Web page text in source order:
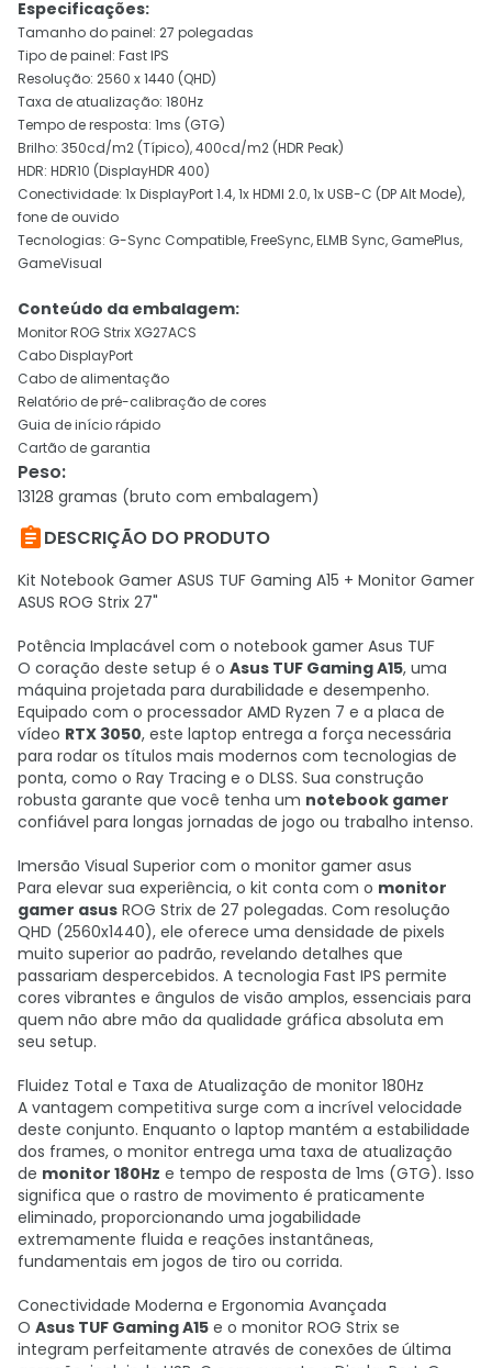
Especificações:
Tamanho do painel: 27 polegadas
Tipo de painel: Fast IPS
Resolução: 2560 x 1440 (QHD)
Taxa de atualização: 180Hz
Tempo de resposta: 1ms (GTG)
Brilho: 350cd/m2 (Típico), 400cd/m2 (HDR Peak)
HDR: HDR10 (DisplayHDR 400)
Conectividade: 1x DisplayPort 1.4, 1x HDMI 2.0, 1x USB-C (DP Alt Mode),
fone de ouvido
Tecnologias: G-Sync Compatible, FreeSync, ELMB Sync, GamePlus,
GameVisual
Conteúdo da embalagem:
Monitor ROG Strix XG27ACS
Cabo DisplayPort
Cabo de alimentação
Relatório de pré-calibração de cores
Guia de início rápido
Cartão de garantia
Peso:
13128 gramas (bruto com embalagem)
DESCRIÇÃO DO PRODUTO
Kit Notebook Gamer ASUS TUF Gaming A15 + Monitor Gamer
ASUS ROG Strix 27"
Potência Implacável com o notebook gamer Asus TUF
O coração deste setup é o Asus TUF Gaming A15, uma
máquina projetada para durabilidade e desempenho.
Equipado com o processador AMD Ryzen 7 e a placa de
vídeo RTX 3050, este laptop entrega a força necessária
para rodar os títulos mais modernos com tecnologias de
ponta, como o Ray Tracing e o DLSS. Sua construção
robusta garante que você tenha um notebook gamer
confiável para longas jornadas de jogo ou trabalho intenso.
Imersão Visual Superior com o monitor gamer asus
Para elevar sua experiência, o kit conta com o monitor
gamer asus ROG Strix de 27 polegadas. Com resolução
QHD (2560x1440), ele oferece uma densidade de pixels
muito superior ao padrão, revelando detalhes que
passariam despercebidos. A tecnologia Fast IPS permite
cores vibrantes e ângulos de visão amplos, essenciais para
quem não abre mão da qualidade gráfica absoluta em
seu setup.
Fluidez Total e Taxa de Atualização de monitor 180Hz
A vantagem competitiva surge com a incrível velocidade
deste conjunto. Enquanto o laptop mantém a estabilidade
dos frames, o monitor entrega uma taxa de atualização
de monitor 180Hz e tempo de resposta de 1ms (GTG). Isso
significa que o rastro de movimento é praticamente
eliminado, proporcionando uma jogabilidade
extremamente fluida e reações instantâneas,
fundamentais em jogos de tiro ou corrida.
Conectividade Moderna e Ergonomia Avançada
O Asus TUF Gaming A15 e o monitor ROG Strix se
integram perfeitamente através de conexões de última